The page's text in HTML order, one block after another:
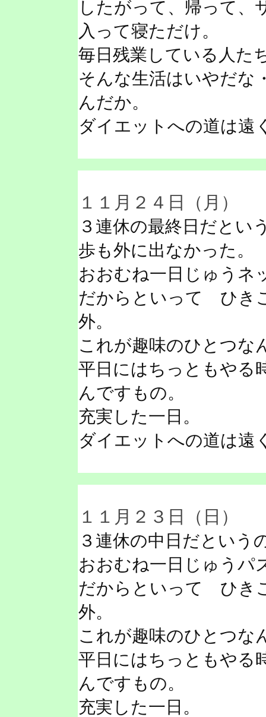
したがって、帰って、
入って寝ただけ。
毎日残業している人
そんな生活はいやだ
んだか。
ダイエットへの道は遠
１１月２４日（月）
３連休の最終日だとい
歩も外に出なかった。
おおむね一日じゅうネ
だからといって ひき
外。
これが趣味のひとつな
平日にはちっともやる
んですもの。
充実した一日。
ダイエットへの道は遠
１１月２３日（日）
３連休の中日だという
おおむね一日じゅうパ
だからといって ひき
外。
これが趣味のひとつな
平日にはちっともやる
んですもの。
充実した一日。